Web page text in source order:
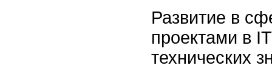
Развитие в
проектами в
технических